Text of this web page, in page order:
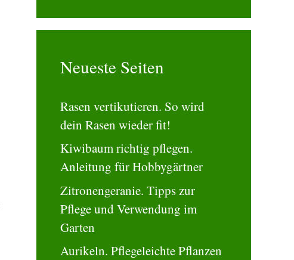
Neueste Seiten
Rasen vertikutieren. So wird
dein Rasen wieder fit!
Kiwibaum richtig pflegen.
Anleitung für Hobbygärtner
Zitronengeranie. Tipps zur
Pflege und Verwendung im
Garten
Aurikeln. Pflegeleichte Pflanzen